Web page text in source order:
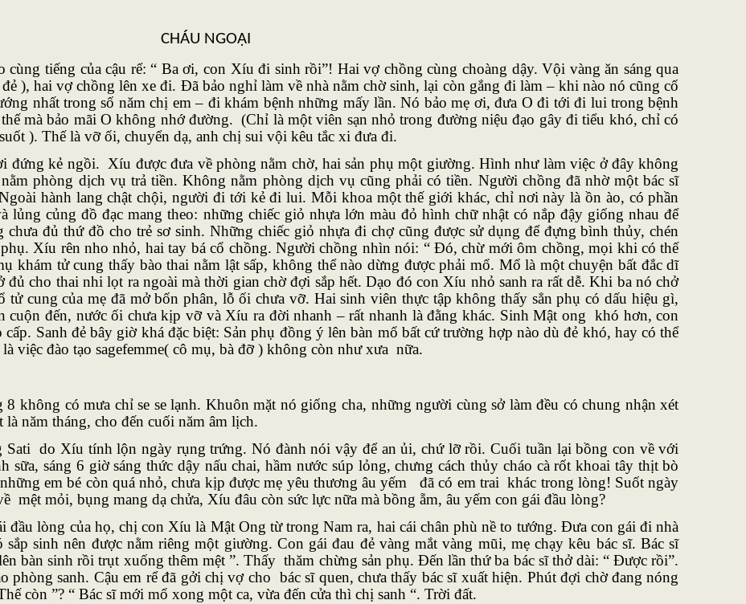
CHÁU NGOẠI
của cậu rể: “ Ba ơi, con Xíu đi sinh rồi”! Hai vợ chồng cùng choàng dậy. Vội vàng ăn sáng qua
), hai vợ chồng lên xe đi. Đã bảo nghỉ làm về nhà nằm chờ sinh, lại còn gắng đi làm – khi nào nó cũng cố
nhất trong số năm chị em – đi khám bệnh những mấy lần. Nó bảo mẹ ơi, đưa O đi tới đi lui trong bệnh
mà bảo mãi O không nhớ đường. (Chỉ là một viên sạn nhỏ trong đường niệu đạo gây đi tiểu khó, chỉ có
). Thế là vỡ ối, chuyển dạ, anh chị sui vội kêu tắc xi đưa đi.
đứng kẻ ngồi. Xíu được đưa về phòng nằm chờ, hai sản phụ một giường. Hình như làm việc ở đây không
phòng dịch vụ trả tiền. Không nằm phòng dịch vụ cũng phải có tiền. Người chồng đã nhờ một bác sĩ
hành lang chật chội, người đi tới kẻ đi lui. Mỗi khoa một thế giới khác, chỉ nơi này là ồn ào, có phần
lủng củng đồ đạc mang theo: những chiếc giỏ nhựa lớn màu đỏ hình chữ nhật có nắp đậy giống nhau để
chưa đủ thứ đồ cho trẻ sơ sinh. Những chiếc giỏ nhựa đi chợ cũng được sử dụng để đựng bình thủy, chén
phụ. Xíu rên nho nhỏ, hai tay bá cổ chồng. Người chồng nhìn nói: “ Đó, chừ mới ôm chồng, mọi khi có thế
khám tử cung thấy bào thai nằm lật sấp, không thể nào dừng được phải mổ. Mổ là một chuyện bất đắc dĩ
cho thai nhi lọt ra ngoài mà thời gian chờ đợi sắp hết. Dạo đó con Xíu nhỏ sanh ra rất dễ. Khi ba nó chở
tử cung của mẹ đã mở bốn phân, lỗ ối chưa vỡ. Hai sinh viên thực tập không thấy sẳn phụ có dấu hiệu gì,
cuộn đến, nước ối chưa kịp vỡ và Xíu ra đời nhanh – rất nhanh là đằng khác. Sinh Mật ong khó hơn, con
Sanh đẻ bây giờ khá đặc biệt: Sản phụ đồng ý lên bàn mổ bất cứ trường hợp nào dù đẻ khó, hay có thể
việc đào tạo sagefemme( cô mụ, bà đỡ ) không còn như xưa nữa.
không có mưa chỉ se se lạnh. Khuôn mặt nó giống cha, những người cùng sở làm đều có chung nhận xét
năm tháng, cho đến cuối năm âm lịch.
Sati do Xíu tính lộn ngày rụng trứng. Nó đành nói vậy để an ủi, chứ lỡ rồi. Cuối tuần lại bồng con về với
sữa, sáng 6 giờ sáng thức dậy nấu chai, hầm nước súp lỏng, chưng cách thủy cháo cà rốt khoai tây thịt bò
em bé còn quá nhỏ, chưa kịp được mẹ yêu thương âu yếm đã có em trai khác trong lòng! Suốt ngày
mệt mỏi, bụng mang dạ chửa, Xíu đâu còn sức lực nữa mà bồng ẵm, âu yếm con gái đầu lòng?
đầu lòng của họ, chị con Xíu là Mật Ong từ trong Nam ra, hai cái chân phù nề to tướng. Đưa con gái đi nhà
sinh nên được nằm riêng một giường. Con gái đau đẻ vàng mắt vàng mũi, mẹ chạy kêu bác sĩ. Bác sĩ
bàn sinh rồi trụt xuống thêm mệt ”. Thấy thăm chừng sản phụ. Đến lần thứ ba bác sĩ thở dài: “ Được rồi”.
phòng sanh. Cậu em rể đã gởi chị vợ cho bác sĩ quen, chưa thấy bác sĩ xuất hiện. Phút đợi chờ đang nóng
còn ”? “ Bác sĩ mới mổ xong một ca, vừa đến cửa thì chị sanh “. Trời đất.